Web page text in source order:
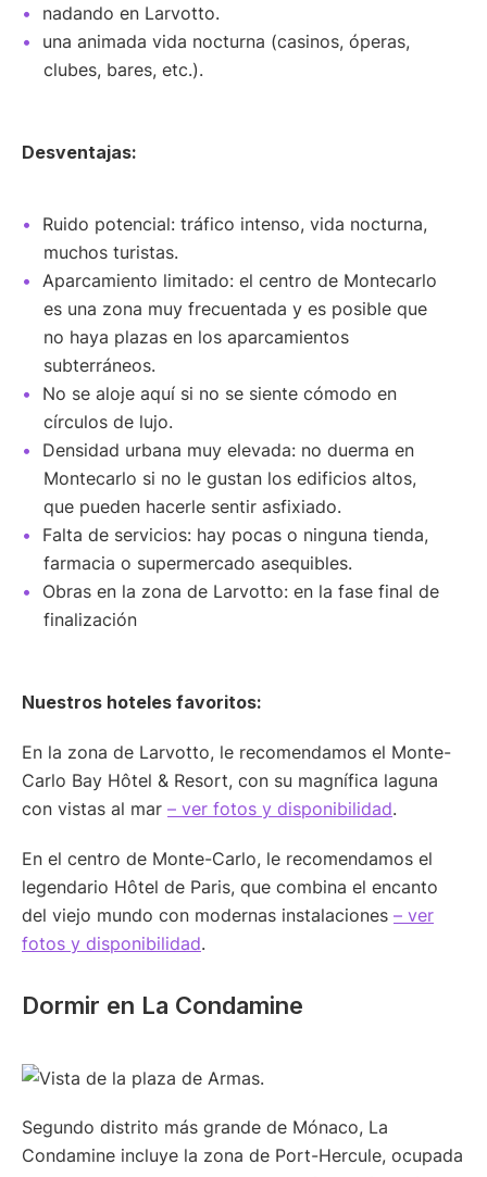
nadando en Larvotto.
una animada vida nocturna (casinos, óperas,
clubes, bares, etc.).
Desventajas:
Ruido potencial: tráfico intenso, vida nocturna,
muchos turistas.
Aparcamiento limitado: el centro de Montecarlo
es una zona muy frecuentada y es posible que
no haya plazas en los aparcamientos
subterráneos.
No se aloje aquí si no se siente cómodo en
círculos de lujo.
Densidad urbana muy elevada: no duerma en
Montecarlo si no le gustan los edificios altos,
que pueden hacerle sentir asfixiado.
Falta de servicios: hay pocas o ninguna tienda,
farmacia o supermercado asequibles.
Obras en la zona de Larvotto: en la fase final de
finalización
Nuestros hoteles favoritos:
En la zona de Larvotto, le recomendamos el Monte-
Carlo Bay Hôtel & Resort, con su magnífica laguna
con vistas al mar – ver fotos y disponibilidad.
En el centro de Monte-Carlo, le recomendamos el
legendario Hôtel de Paris, que combina el encanto
del viejo mundo con modernas instalaciones – ver
fotos y disponibilidad.
Dormir en La Condamine
Segundo distrito más grande de Mónaco, La
Condamine incluye la zona de Port-Hercule, ocupada